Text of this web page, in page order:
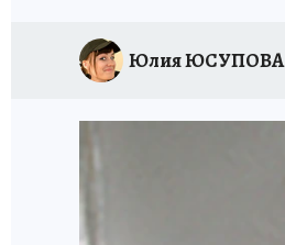
Юлия ЮСУПОВА